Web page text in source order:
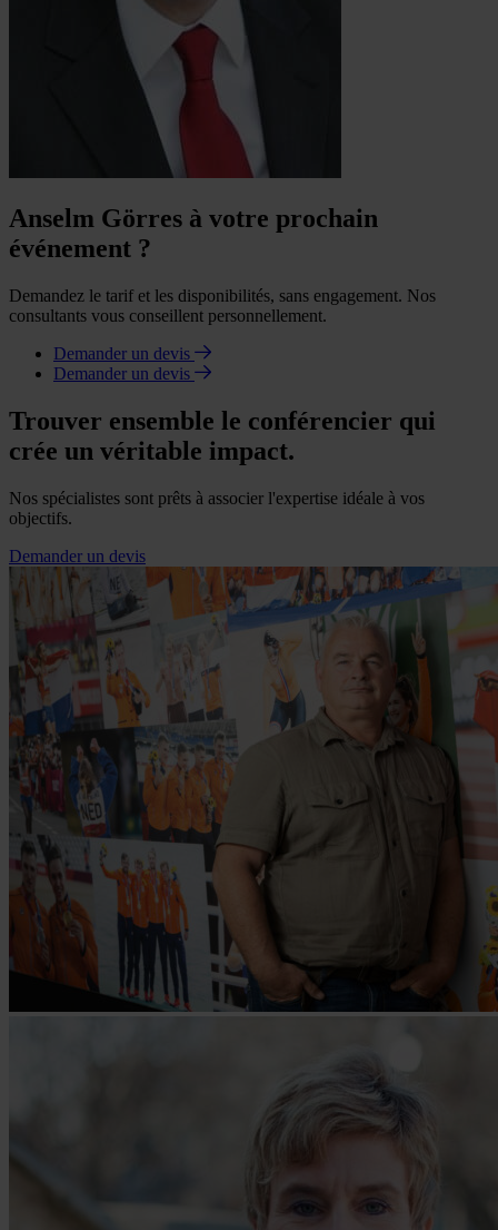
Anselm Görres à votre prochain
événement ?
Demandez le tarif et les disponibilités, sans engagement. Nos
consultants vous conseillent personnellement.
Demander un devis
Demander un devis
Trouver ensemble le conférencier qui
crée un véritable impact.
Nos spécialistes sont prêts à associer l'expertise idéale à vos
objectifs.
Demander un devis